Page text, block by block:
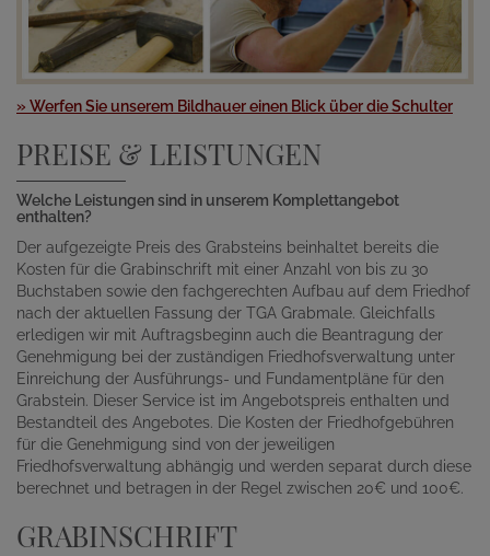
» Werfen Sie unserem Bildhauer einen Blick über die Schulter
PREISE & LEISTUNGEN
Welche Leistungen sind in unserem Komplettangebot
enthalten?
Der aufgezeigte Preis des Grabsteins beinhaltet bereits die
Kosten für die Grabinschrift mit einer Anzahl von bis zu 30
Buchstaben sowie den fachgerechten Aufbau auf dem Friedhof
nach der aktuellen Fassung der TGA Grabmale. Gleichfalls
erledigen wir mit Auftragsbeginn auch die Beantragung der
Genehmigung bei der zuständigen Friedhofsverwaltung unter
Einreichung der Ausführungs- und Fundamentpläne für den
Grabstein. Dieser Service ist im Angebotspreis enthalten und
Bestandteil des Angebotes. Die Kosten der Friedhofgebühren
für die Genehmigung sind von der jeweiligen
Friedhofsverwaltung abhängig und werden separat durch diese
berechnet und betragen in der Regel zwischen 20€ und 100€.
GRABINSCHRIFT